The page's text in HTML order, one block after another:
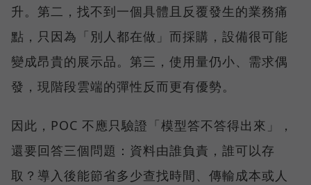
升。第二，找不到一個具體且反覆發生的業務痛
點，只因為「別人都在做」而採購，設備很可能
變成昂貴的展示品。第三，使用量仍小、需求偶
發，現階段雲端的彈性反而更有優勢。
因此，POC 不應只驗證「模型答不答得出來」，
還要回答三個問題：資料由誰負責，誰可以存
取？導入後能節省多少查找時間、傳輸成本或人